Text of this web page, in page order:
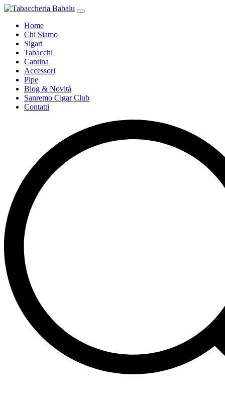
Home
Chi Siamo
Sigari
Tabacchi
Cantina
Accessori
Pipe
Blog & Novità
Sanremo Cigar Club
Contatti